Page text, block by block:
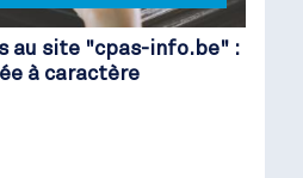
au site "cpas-info.be" :
à caractère